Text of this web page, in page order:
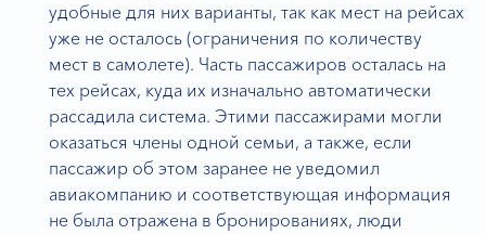
удобные для них варианты, так как мест на рейсах
уже не осталось (ограничения по количеству
мест в самолете). Часть пассажиров осталась на
тех рейсах, куда их изначально автоматически
рассадила система. Этими пассажирами могли
оказаться члены одной семьи, а также, если
пассажир об этом заранее не уведомил
авиакомпанию и соответствующая информация
не была отражена в бронированиях, люди